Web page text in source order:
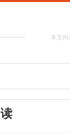
本文内